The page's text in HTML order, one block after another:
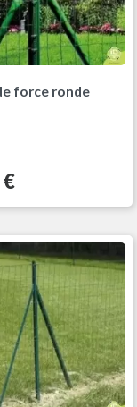
force ronde
€